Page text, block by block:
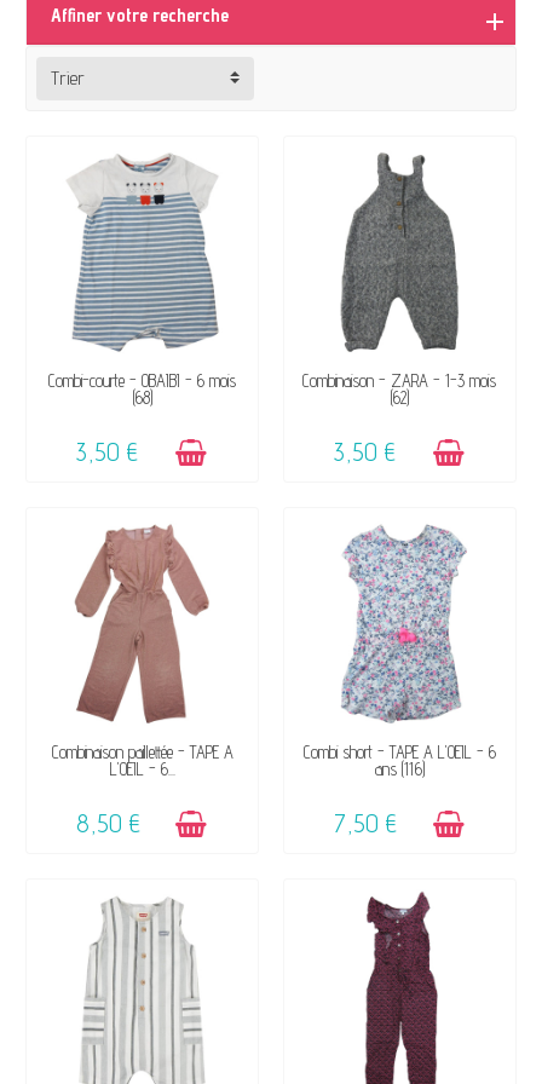
chaque saison.
Affiner votre recherche
Trier
DISPONIBLE
Combi-courte - OBAÏBI - 6 mois
(68)
3,50 €
DISPONIBLE
Combinaison - ZARA - 1-3 mois
(62)
3,50 €
DISPONIBLE
Combinaison paillettée - TAPE A
L'OEIL - 6...
8,50 €
DISPONIBLE
Combi short - TAPE A L'OEIL - 6
ans (116)
7,50 €